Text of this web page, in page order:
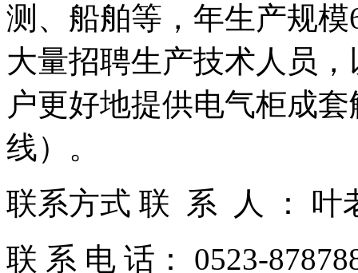
测、船舶等，年生产规
大量招聘生产技术人员
户更好地提供电气柜成
线）。
联系方式 联 系 人 ： 叶
联 系 电 话： 0523-